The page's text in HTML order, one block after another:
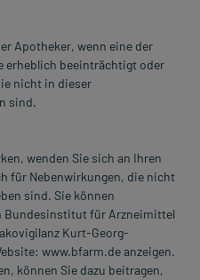
Apotheker, wenn eine der
erheblich beeinträchtigt oder
nicht in dieser
sind.
wenden Sie sich an Ihren
für Nebenwirkungen, die nicht
sind. Sie können
Bundesinstitut für Arzneimittel
Kurt-Georg-
www.bfarm.de anzeigen.
können Sie dazu beitragen,